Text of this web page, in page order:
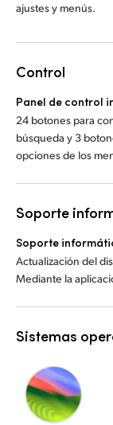
ajustes y menús.
Control
Panel de control
24 botones para
búsqueda y 3
opciones de los
Soporte
Soporte
Actualización del
Mediante la
Sistemas